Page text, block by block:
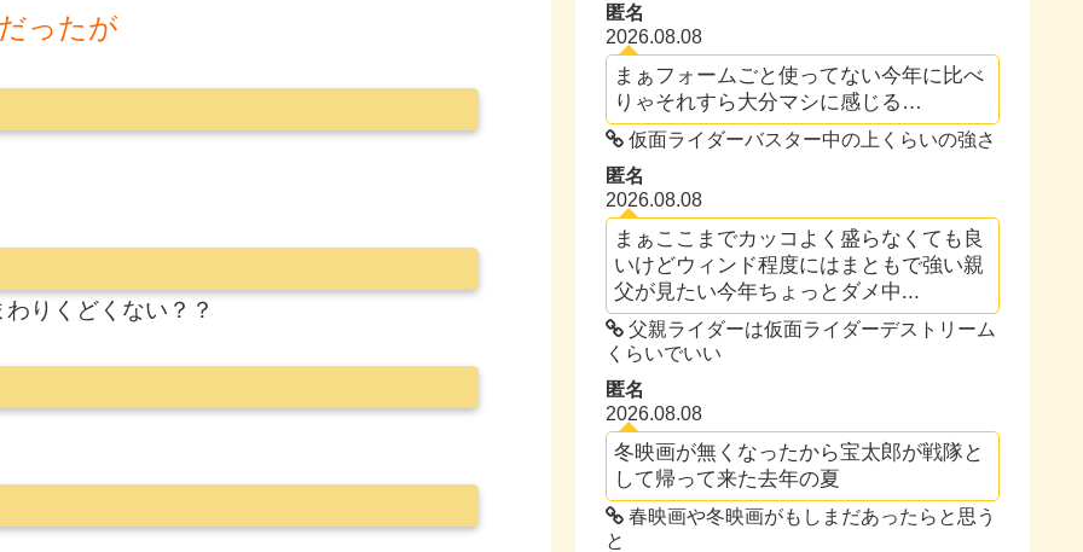
ったが
りくどくない？？
匿名
2026.08.08
まぁフォームごと使ってない今年に比べ
りゃそれすら大分マシに感じる…
仮面ライダーバスター中の上くらいの強さ
匿名
2026.08.08
まぁここまでカッコよく盛らなくても良
いけどウィンド程度にはまともで強い親
父が見たい今年ちょっとダメ中...
父親ライダーは仮面ライダーデストリーム
くらいでいい
匿名
2026.08.08
冬映画が無くなったから宝太郎が戦隊と
して帰って来た去年の夏
春映画や冬映画がもしまだあったらと思う
と